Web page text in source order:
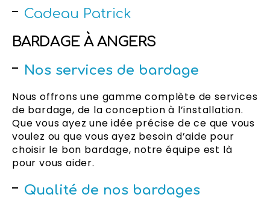
Cadeau Patrick
BARDAGE À ANGERS
Nos services de bardage
Nous offrons une gamme complète de services
de bardage, de la conception à l’installation.
Que vous ayez une idée précise de ce que vous
voulez ou que vous ayez besoin d’aide pour
choisir le bon bardage, notre équipe est là
pour vous aider.
Qualité de nos bardages